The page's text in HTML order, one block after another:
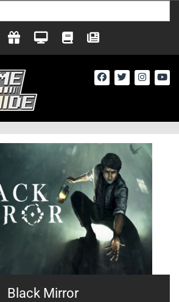
Black Mirror